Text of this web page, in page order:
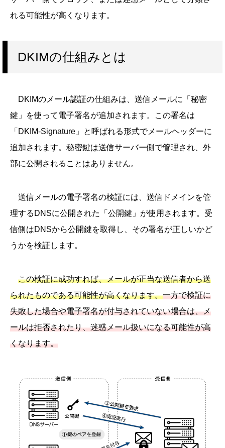
れる可能性が高くなります。
DKIMの仕組みとは
DKIMのメール認証の仕組みは、送信メールに「秘密
鍵」を使って電子署名が追加されます。この署名は
「DKIM-Signature」と呼ばれる形式でメールヘッダーに
追加されます。秘密鍵は送信サーバー側で管理され、外
部に公開されることはありません。
送信メールの電子署名の検証には、送信ドメインを管
理するDNSに公開された「公開鍵」が使用されます。受
信側はDNSから公開鍵を取得し、その署名が正しいかど
うかを検証します。
この検証に成功すれば、メールが正当な送信者から送
られたものである可能性が高くなります。一方で検証に
失敗した場合や電子署名が付与されていない場合は、メ
ールは拒否されたり、迷惑メール扱いになる可能性が高
くなります。